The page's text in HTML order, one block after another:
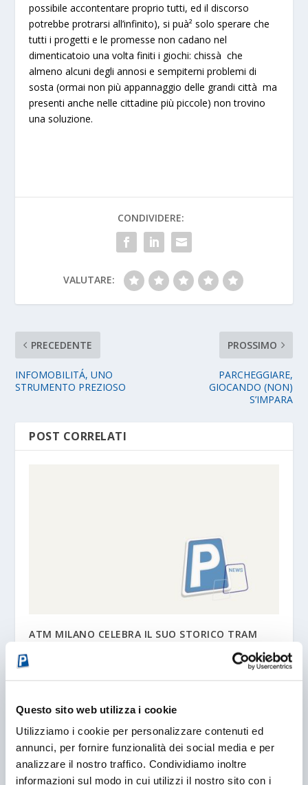
Questo sito web utilizza i cookie
Utilizziamo i cookie per personalizzare contenuti ed
annunci, per fornire funzionalità dei social media e per
analizzare il nostro traffico. Condividiamo inoltre
informazioni sul modo in cui utilizzi il nostro sito con i
possibile accontentare proprio tutti, ed il discorso
potrebbe protrarsi all’infinito), si puà² solo sperare che
tutti i progetti e le promesse non cadano nel
dimenticatoio una volta finiti i giochi: chissà che
almeno alcuni degli annosi e sempiterni problemi di
sosta (ormai non più appannaggio delle grandi città ma
presenti anche nelle cittadine più piccole) non trovino
una soluzione.
CONDIVIDERE:
VALUTARE:
PRECEDENTE
INFOMOBILITÁ, UNO
STRUMENTO PREZIOSO
PROSSIMO
PARCHEGGIARE,
GIOCANDO (NON)
S’IMPARA
POST CORRELATI
ATM MILANO CELEBRA IL SUO STORICO TRAM